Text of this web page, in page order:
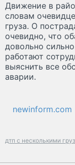
Движение в
словам
груза. О
очевидно, что
довольно
работают
выяснить все
аварии.
newinform.com
дтп с несколькими